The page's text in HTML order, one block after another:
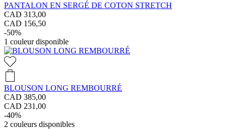
PANTALON EN SERGÉ DE COTON STRETCH
CAD 313,00
CAD 156,50
-50%
1 couleur disponible
BLOUSON LONG REMBOURRÉ
CAD 385,00
CAD 231,00
-40%
2 couleurs disponibles